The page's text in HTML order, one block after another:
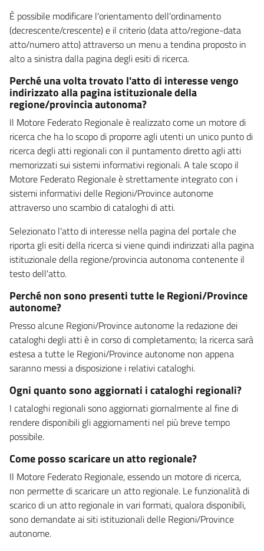
È possibile modificare l'orientamento dell'ordinamento
(decrescente/crescente) e il criterio (data atto/regione-data
atto/numero atto) attraverso un menu a tendina proposto in
alto a sinistra dalla pagina degli esiti di ricerca.
Perché una volta trovato l'atto di interesse vengo
indirizzato alla pagina istituzionale della
regione/provincia autonoma?
Il Motore Federato Regionale è realizzato come un motore di
ricerca che ha lo scopo di proporre agli utenti un unico punto di
ricerca degli atti regionali con il puntamento diretto agli atti
memorizzati sui sistemi informativi regionali. A tale scopo il
Motore Federato Regionale è strettamente integrato con i
sistemi informativi delle Regioni/Province autonome
attraverso uno scambio di cataloghi di atti.
Selezionato l'atto di interesse nella pagina del portale che
riporta gli esiti della ricerca si viene quindi indirizzati alla pagina
istituzionale della regione/provincia autonoma contenente il
testo dell'atto.
Perché non sono presenti tutte le Regioni/Province
autonome?
Presso alcune Regioni/Province autonome la redazione dei
cataloghi degli atti è in corso di completamento; la ricerca sarà
estesa a tutte le Regioni/Province autonome non appena
saranno messi a disposizione i relativi cataloghi.
Ogni quanto sono aggiornati i cataloghi regionali?
I cataloghi regionali sono aggiornati giornalmente al fine di
rendere disponibili gli aggiornamenti nel più breve tempo
possibile.
Come posso scaricare un atto regionale?
Il Motore Federato Regionale, essendo un motore di ricerca,
non permette di scaricare un atto regionale. Le funzionalità di
scarico di un atto regionale in vari formati, qualora disponibili,
sono demandate ai siti istituzionali delle Regioni/Province
autonome.